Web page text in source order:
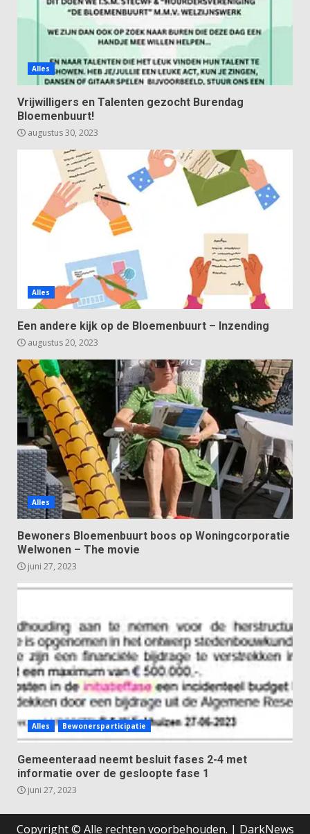
Alles
Vrijwilligers en Talenten gezocht Burendag
Bloemenbuurt!
augustus 30, 2023
Alles
Een andere kijk op de Bloemenbuurt – Inzending
augustus 20, 2023
Alles
Bewoners Bloemenbuurt boos op Woningcorporatie
Welwonen – The movie
juni 27, 2023
Alles Bewonersparticipatie
Gemeenteraad neemt besluit fases 2-4 met
informatie over de gesloopte fase 1
juni 27, 2023
Copyright © Alle rechten voorbehouden. | DarkNews